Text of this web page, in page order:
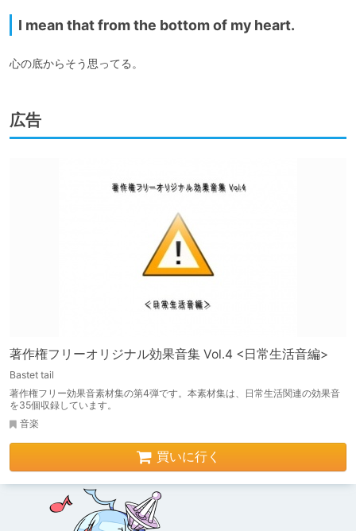
I mean that from the bottom of my heart.
心の底からそう思ってる。
広告
著作権フリーオリジナル効果音集 Vol.4 <日常生活音編>
Bastet tail
著作権フリー効果音素材集の第4弾です。本素材集は、日常生活関連の効果音
を35個収録しています。
音楽
買いに行く